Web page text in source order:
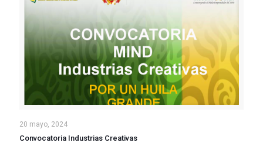
20 mayo, 2024
Convocatoria Industrias Creativas